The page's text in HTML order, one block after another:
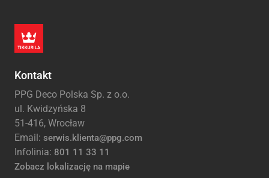
Kontakt
PPG Deco Polska Sp. z o.o.
ul. Kwidzyńska 8
51-416, Wrocław
Email: serwis.klienta@ppg.com
Infolinia: 801 11 33 11
Zobacz lokalizację na mapie